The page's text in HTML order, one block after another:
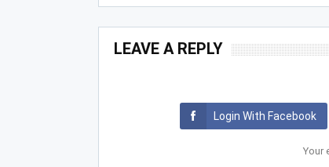
LEAVE A REPLY
Login With Facebook
Your